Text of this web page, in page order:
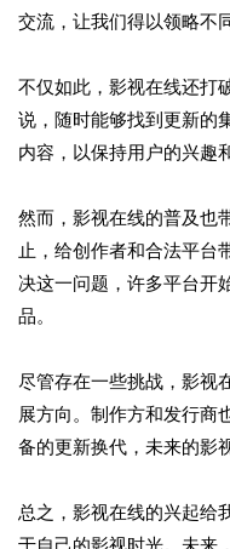
交流，让我们得以领略不
不仅如此，影视在线还打
说，随时能够找到更新的
内容，以保持用户的兴趣
然而，影视在线的普及也
止，给创作者和合法平台
决这一问题，许多平台开
品。
尽管存在一些挑战，影视
展方向。制作方和发行商
备的更新换代，未来的影
总之，影视在线的兴起给
于自己的影视时光。未来